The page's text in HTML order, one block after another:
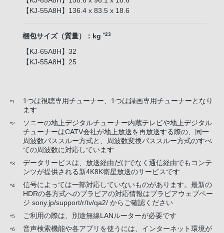
【KJ-55A8H】136.4 x 83.5 x 18.6
梱包サイズ（質量）：kg *23
【KJ-65A8H】32
【KJ-55A8H】25
*1
1つは視聴専用チューナー、1つは録画専用チューナーとなり
ます
*2
ソニーの地上デジタルチューナー内蔵テレビや地上デジタル
チューナーはCATV会社が地上放送を再放送する際の、同一
周波数パススルー方式と、周波数変換パススルー方式のすべ
ての周波数に対応しています
*3
データサービスは、放送経由だけでなく通信経由でもコンテ
ンツが提供される新4K8K衛星放送のサービスです
*4
信号によっては一部対応していないものがあります。最新の
HDRの各方式へのブラビアの対応情報はブラビアウェブペー
ジ sony.jp/support/r/tv/qa2/ からご確認ください
*5 ご利用の際は、別途無線LANルーターが必要です
*6
音声検索機能や各アプリを使うには、インターネット環境が